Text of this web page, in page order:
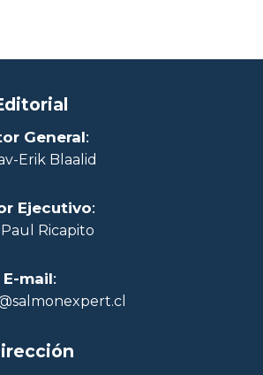
General:
Erik Blaalid
Ejecutivo:
Ricapito
E-mail: